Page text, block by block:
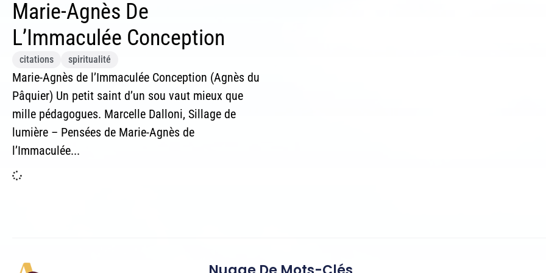
Marie-Agnès De
L’Immaculée Conception
citations spiritualité
Marie-Agnès de l’Immaculée Conception (Agnès du
Pâquier) Un petit saint d’un sou vaut mieux que
mille pédagogues. Marcelle Dalloni, Sillage de
lumière – Pensées de Marie-Agnès de
l’Immaculée...